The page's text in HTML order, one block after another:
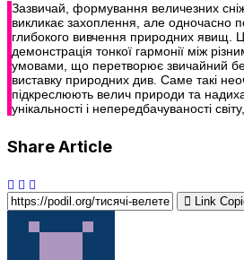
Зазвичай, формування величезних
викликає захоплення, але одночасно
глибокого вивчення природних явищ.
демонстрація тонкої гармонії між
умовами, що перетворює звичайний
виставку природних див. Саме такі
підкреслюють велич природи та
унікальності і непередбачуваності
Share Article
Link